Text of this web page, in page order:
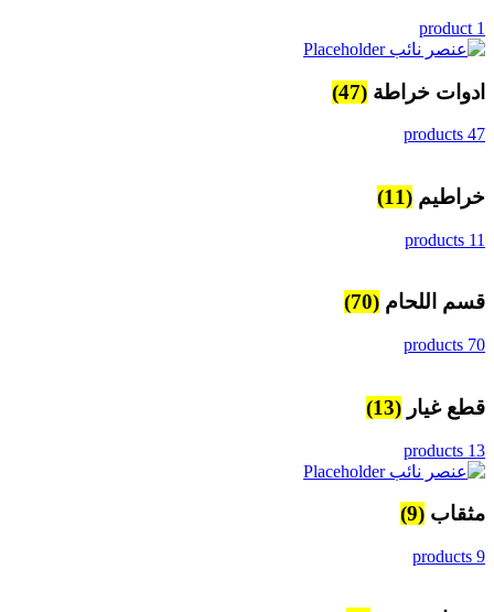
1 product
ادوات خراطة (47)
47 products
خراطيم (11)
11 products
قسم اللحام (70)
70 products
قطع غيار (13)
13 products
مثقاب (9)
9 products